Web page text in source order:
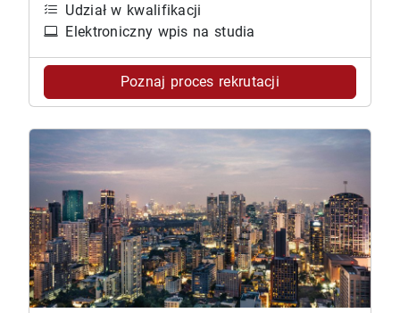
Udział w kwalifikacji
Elektroniczny wpis na studia
Poznaj proces rekrutacji